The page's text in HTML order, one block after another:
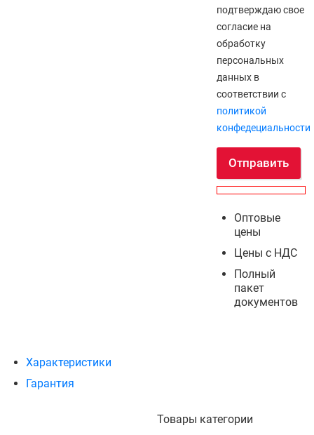
подтверждаю свое
согласие на
обработку
персональных
данных в
соответствии с
политикой
конфедециальности
Отправить
Оптовые
цены
Цены с НДС
Полный
пакет
документов
Характеристики
Гарантия
Товары категории